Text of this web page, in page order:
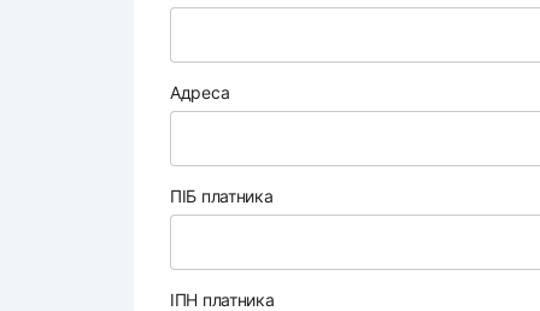
Адреса
ПІБ платника
ІПН платника